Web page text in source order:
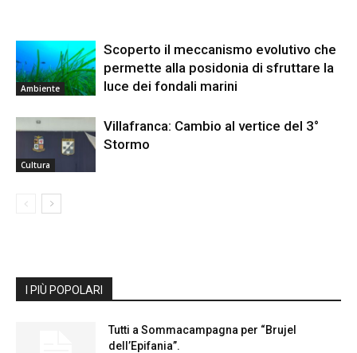
Ambiente
Scoperto il meccanismo evolutivo che
permette alla posidonia di sfruttare la
luce dei fondali marini
Cultura
Villafranca: Cambio al vertice del 3°
Stormo
I PIÙ POPOLARI
Tutti a Sommacampagna per “Brujel
dell’Epifania”.